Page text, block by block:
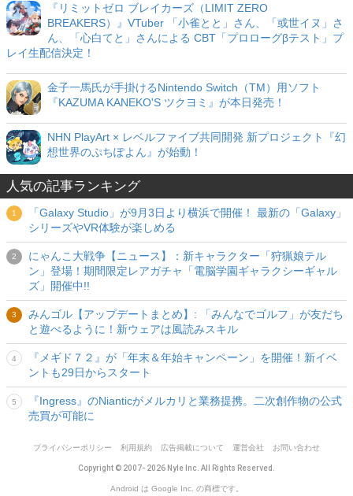
『リミットゼロ ブレイカーズ（LIMIT ZERO
BREAKERS）』VTuber 「小雀とと」さん、「或世イヌ」さ
ん、「心白てと」さんによる CBT「プロローグβテスト」プ
レイ生配信決定！
金子一馬氏が手掛けるNintendo Switch（TM）用ソフト
『KAZUMA KANEKO'S ツクヨミ』が本日発売！
NHN PlayArt × レベルファイブ共同開発 新プロジェクト『幻
想世界のぷちぽよん』が始動！
人気の記事ランキング
「Galaxy Studio」が9月3日より横浜で開催！ 最新の「Galaxy」
シリーズやVR体験が楽しめる
にゃんこ大戦争【ニュース】：新キャラクター「狩猟娘テル
ン」登場！期間限定レアガチャ「電脳学園ギャラクシーギャル
ズ」開催中!!
みんゴル【アップデートまとめ】: 「みんなでゴルフ」が友だち
と遊べるように！新ウェアは風読みスキル
『メギド７２』が「年末＆年始キャンペーン」を開催！新イベ
ントも29日からスタート
『Ingress』のNianticがメルカリと業務提携。二次創作物の公式
売買が可能に
プライバシーポリシー 利用規約 広告掲載について 運営会社 お問い合わせ
Copyright © 2007- 2026 Nyle Inc. All Rights Reserved.
Android は Google Inc. の商標です。